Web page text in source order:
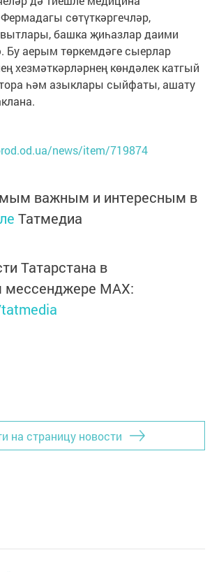
сөтүткәргечләр,
башка җиһазлар даими
Бу аерым төркемдәге сыерлар
хезмәткәрләрнең көндәлек катгый
һәм азыклары сыйфаты, ашату
news/item/719874
важным и интересным в
Татмедиа
Татарстана в
мессенджере MАХ:
на страницу новости